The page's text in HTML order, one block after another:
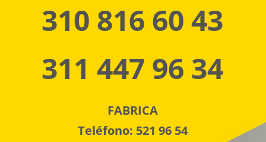
310 816 60 43
311 447 96 34
FABRICA
Teléfono: 521 96 54